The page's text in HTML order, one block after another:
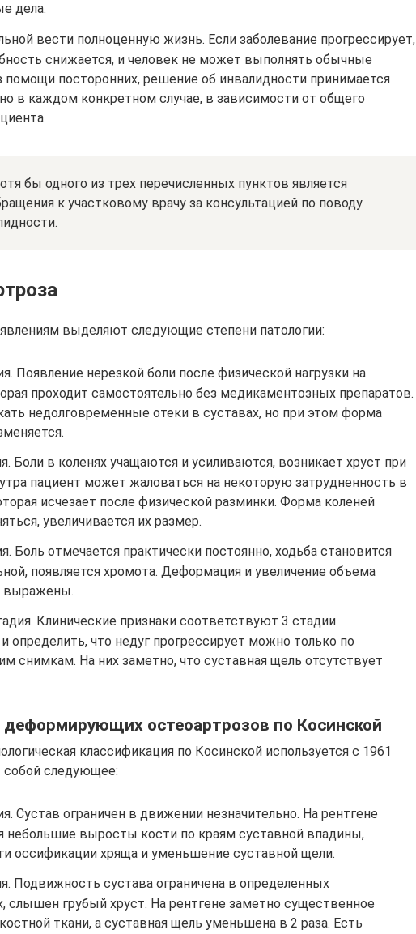
дела.
вести полноценную жизнь. Если заболевание прогрессирует,
снижается, и человек не может выполнять обычные
помощи посторонних, решение об инвалидности принимается
в каждом конкретном случае, в зависимости от общего
бы одного из трех перечисленных пунктов является
к участковому врачу за консультацией по поводу
выделяют следующие степени патологии:
Появление нерезкой боли после физической нагрузки на
проходит самостоятельно без медикаментозных препаратов.
недолговременные отеки в суставах, но при этом форма
Боли в коленях учащаются и усиливаются, возникает хруст при
пациент может жаловаться на некоторую затрудненность в
исчезает после физической разминки. Форма коленей
увеличивается их размер.
Боль отмечается практически постоянно, ходьба становится
появляется хромота. Деформация и увеличение объема
выражены.
Клинические признаки соответствуют 3 стадии
и определить, что недуг прогрессирует можно только по
снимкам. На них заметно, что суставная щель отсутствует
остеоартрозов по Косинской
классификация по Косинской используется с 1961
собой следующее:
Сустав ограничен в движении незначительно. На рентгене
небольшие выросты кости по краям суставной впадины,
оссификации хряща и уменьшение суставной щели.
Подвижность сустава ограничена в определенных
слышен грубый хруст. На рентгене заметно существенное
ткани, а суставная щель уменьшена в 2 раза. Есть